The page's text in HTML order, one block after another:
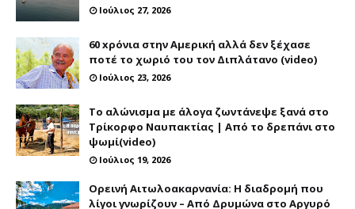
Ιούλιος 27, 2026
60 xρόνια στην Αμερική αλλά δεν ξέχασε
ποτέ το χωριό του τον Διπλάτανο (video)
Ιούλιος 23, 2026
Το αλώνισμα με άλογα ζωντάνεψε ξανά στο
Τρίκορφο Ναυπακτίας | Από το δρεπάνι στο
ψωμί(video)
Ιούλιος 19, 2026
Ορεινή Αιτωλοακαρνανία: Η διαδρομή που
λίγοι γνωρίζουν – Από Δρυμώνα στο Αργυρό